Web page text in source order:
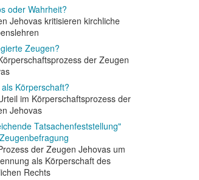
oder Wahrheit?
Jehovas kritisieren kirchliche
Zeugen?
der Zeugen
Körperschaft?
im Körperschaftsprozess der
Jehovas
Tatsachenfeststellung"
der Zeugen Jehovas um
als Körperschaft des
Rechts